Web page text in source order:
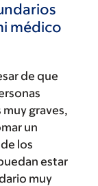
médico
de que
graves,
un
los
estar
muy